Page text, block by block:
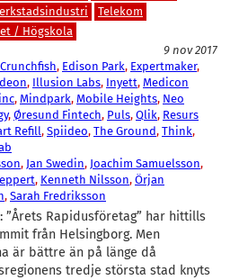
Telekom
/ Högskola
9 nov 2017
Crunchfish, Edison Park, Expertmaker
, Illusion Labs, Inyett, Medicon
, Mindpark, Mobile Heights, Neo
, Øresund Fintech, Puls, Qlik, Resurs
Refill, Spiideo, The Ground, Think
, Jan Swedin, Joachim Samuelsson
, Kenneth Nilsson, Örjan
, Sarah Fredriksson
”Årets Rapidusföretag” har hittills
från Helsingborg. Men
är bättre än på länge då
tredje största stad knyts